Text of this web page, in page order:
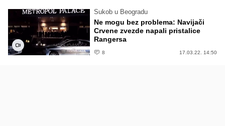
Sukob u Beogradu
Ne mogu bez problema: Navijači
Crvene zvezde napali pristalice
Rangersa
8 17.03.22. 14:50